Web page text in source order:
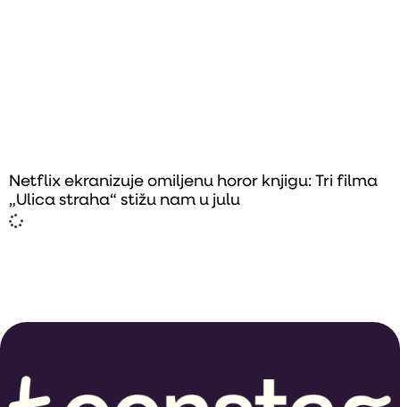
Netflix ekranizuje omiljenu horor knjigu: Tri filma
„Ulica straha“ stižu nam u julu